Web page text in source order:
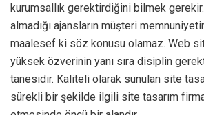
kurumsallık gerektirdiğini bilmek
almadığı ajansların müşteri
maalesef ki söz konusu olamaz. Web
yüksek özverinin yanı sıra disiplin
tanesidir. Kaliteli olarak sunulan site
sürekli bir şekilde ilgili site tasarım